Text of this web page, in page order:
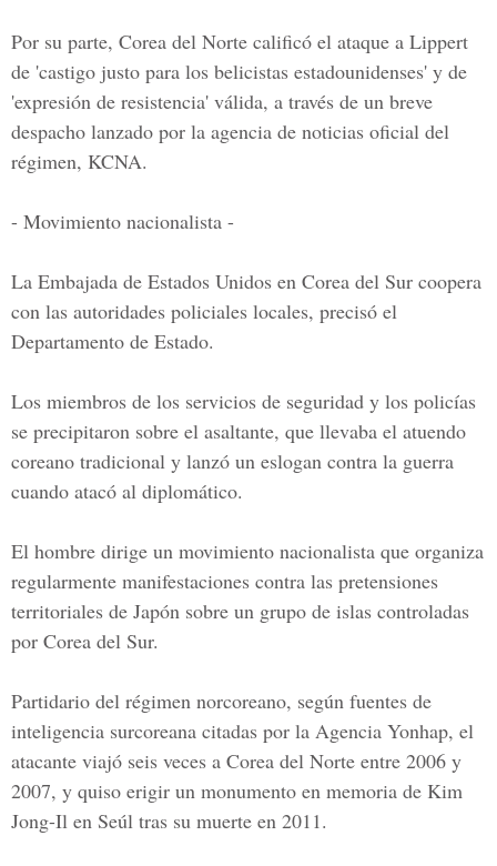
Por su parte, Corea del Norte calificó el ataque a Lippert
de 'castigo justo para los belicistas estadounidenses' y de
'expresión de resistencia' válida, a través de un breve
despacho lanzado por la agencia de noticias oficial del
régimen, KCNA.
- Movimiento nacionalista -
La Embajada de Estados Unidos en Corea del Sur coopera
con las autoridades policiales locales, precisó el
Departamento de Estado.
Los miembros de los servicios de seguridad y los policías
se precipitaron sobre el asaltante, que llevaba el atuendo
coreano tradicional y lanzó un eslogan contra la guerra
cuando atacó al diplomático.
El hombre dirige un movimiento nacionalista que organiza
regularmente manifestaciones contra las pretensiones
territoriales de Japón sobre un grupo de islas controladas
por Corea del Sur.
Partidario del régimen norcoreano, según fuentes de
inteligencia surcoreana citadas por la Agencia Yonhap, el
atacante viajó seis veces a Corea del Norte entre 2006 y
2007, y quiso erigir un monumento en memoria de Kim
Jong-Il en Seúl tras su muerte en 2011.